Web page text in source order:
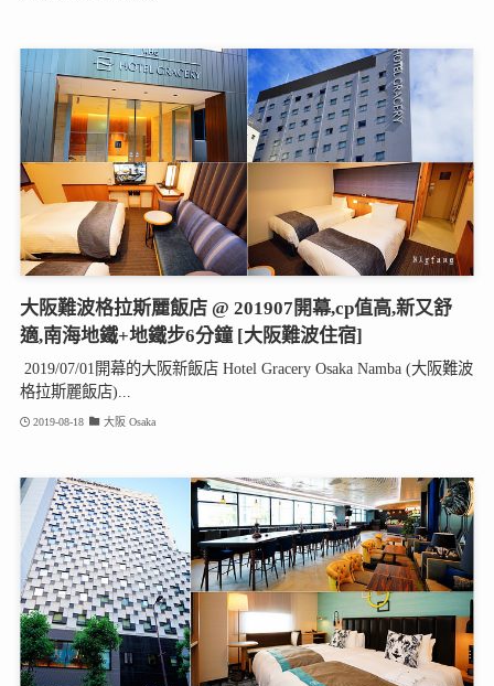
大阪難波格拉斯麗飯店 @ 201907開幕,cp值高,新又舒
適,南海地鐵+地鐵步6分鐘 [大阪難波住宿]
2019/07/01開幕的大阪新飯店 Hotel Gracery Osaka Namba (大阪難波
格拉斯麗飯店)...
2019-08-18 大阪 Osaka